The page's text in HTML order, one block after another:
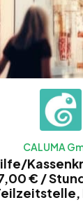
CALUMA
€ /